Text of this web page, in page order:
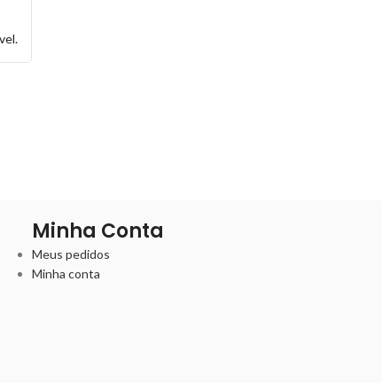
Minha Conta
Meus pedidos
Minha conta